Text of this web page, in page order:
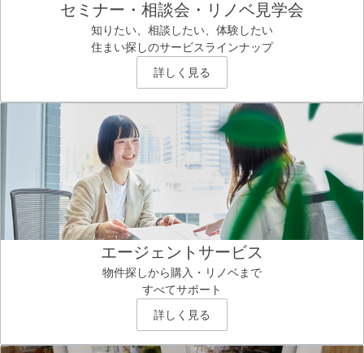
セミナー・相談会・リノベ見学会
知りたい、相談したい、体験したい
住まい探しのサービスラインナップ
詳しく見る
エージェントサービス
物件探しから購入・リノベまで
すべてサポート
詳しく見る